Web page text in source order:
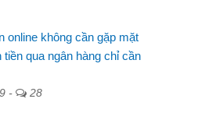
online không cần gặp mặt
tiền qua ngân hàng chỉ cần
- 28